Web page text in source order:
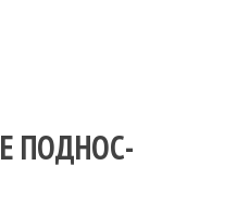
ПОДНОС-